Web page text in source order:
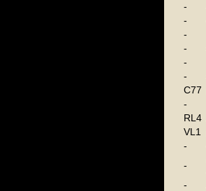
-
-
-
-
-
-
C77
-
RL4
VL1
-
-
-